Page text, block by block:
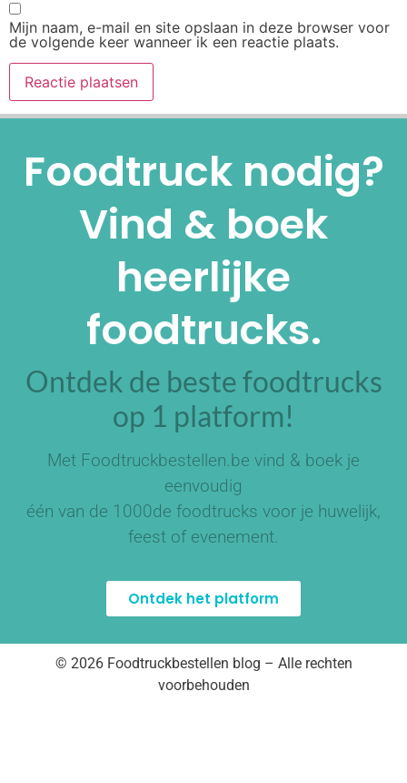
Mijn naam, e-mail en site opslaan in deze browser voor
de volgende keer wanneer ik een reactie plaats.
Foodtruck nodig?
Vind & boek
heerlijke
foodtrucks.
Ontdek de beste foodtrucks
op 1 platform!
Met Foodtruckbestellen.be vind & boek je
eenvoudig
één van de 1000de foodtrucks voor je huwelijk,
feest of evenement.
Ontdek het platform
© 2026 Foodtruckbestellen blog – Alle rechten
voorbehouden